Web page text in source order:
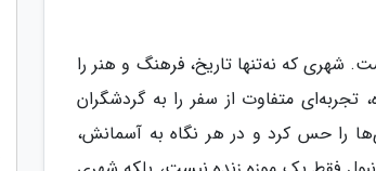
شهری که نه‌تنها تاریخ، فرهنگ و هنر را
تجربه‌ای متفاوت از سفر را به گردشگران
را حس کرد و در هر نگاه به آسمانش،